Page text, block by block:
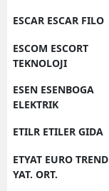
ESCAR ESCAR FILO
ESCOM ESCORT
TEKNOLOJI
ESEN ESENBOGA
ELEKTRIK
ETILR ETILER GIDA
ETYAT EURO TREND
YAT. ORT.